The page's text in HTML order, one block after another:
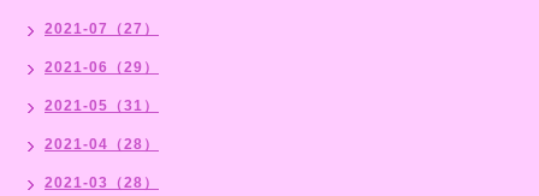
2021-07（27）
2021-06（29）
2021-05（31）
2021-04（28）
2021-03（28）